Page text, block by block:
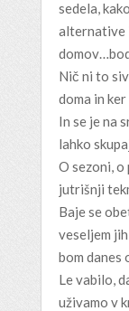
sedela,
alternative
Nič ni to
doma in
In se je na
lahko
O sezoni, o
jutrišnji
Baje se
veseljem
bom danes
Le vabilo,
uživamo v